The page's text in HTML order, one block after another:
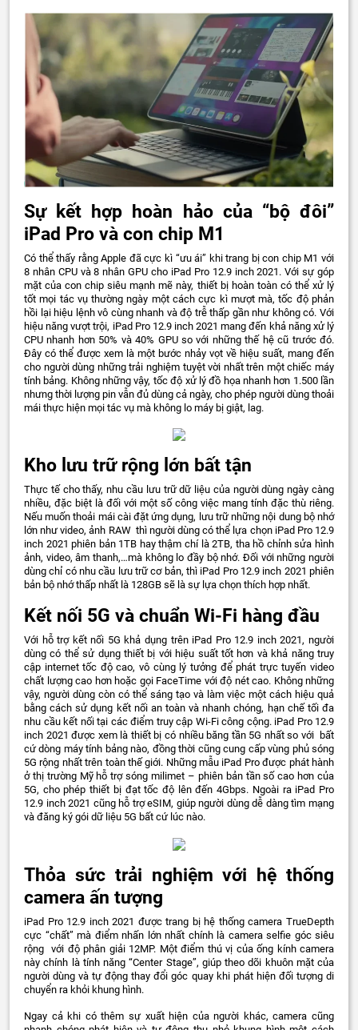
Sự kết hợp hoàn hảo của “bộ đôi”
iPad Pro và con chip M1
Có thể thấy rằng Apple đã cực kì “ưu ái” khi trang bị con chip M1 với
8 nhân CPU và 8 nhân GPU cho iPad Pro 12.9 inch 2021. Với sự góp
mặt của con chip siêu mạnh mẽ này, thiết bị hoàn toàn có thể xử lý
tốt mọi tác vụ thường ngày một cách cực kì mượt mà, tốc độ phản
hồi lại hiệu lệnh vô cùng nhanh và độ trễ thấp gần như không có. Với
hiệu năng vượt trội, iPad Pro 12.9 inch 2021 mang đến khả năng xử lý
CPU nhanh hơn 50% và 40% GPU so với những thế hệ cũ trước đó.
Đây có thể được xem là một bước nhảy vọt về hiệu suất, mang đến
cho người dùng những trải nghiệm tuyệt vời nhất trên một chiếc máy
tính bảng. Không những vậy, tốc độ xử lý đồ họa nhanh hơn 1.500 lần
nhưng thời lượng pin vẫn đủ dùng cả ngày, cho phép người dùng thoải
mái thực hiện mọi tác vụ mà không lo máy bị giật, lag.
Kho lưu trữ rộng lớn bất tận
Thực tế cho thấy, nhu cầu lưu trữ dữ liệu của người dùng ngày càng
nhiều, đặc biệt là đối với một số công việc mang tính đặc thù riêng.
Nếu muốn thoải mái cài đặt ứng dụng, lưu trữ những nội dung bộ nhớ
lớn như video, ảnh RAW thì người dùng có thể lựa chọn iPad Pro 12.9
inch 2021 phiên bản 1TB hay thậm chí là 2TB, tha hồ chỉnh sửa hình
ảnh, video, âm thanh,…mà không lo đầy bộ nhớ. Đối với những người
dùng chỉ có nhu cầu lưu trữ cơ bản, thì iPad Pro 12.9 inch 2021 phiên
bản bộ nhớ thấp nhất là 128GB sẽ là sự lựa chọn thích hợp nhất.
Kết nối 5G và chuẩn Wi-Fi hàng đầu
Với hỗ trợ kết nối 5G khả dụng trên iPad Pro 12.9 inch 2021, người
dùng có thể sử dụng thiết bị với hiệu suất tốt hơn và khả năng truy
cập internet tốc độ cao, vô cùng lý tưởng để phát trực tuyến video
chất lượng cao hơn hoặc gọi FaceTime với độ nét cao. Không những
vậy, người dùng còn có thể sáng tạo và làm việc một cách hiệu quả
bằng cách sử dụng kết nối an toàn và nhanh chóng, hạn chế tối đa
nhu cầu kết nối tại các điểm truy cập Wi-Fi công cộng. iPad Pro 12.9
inch 2021 được xem là thiết bị có nhiều băng tần 5G nhất so với bất
cứ dòng máy tính bảng nào, đồng thời cũng cung cấp vùng phủ sóng
5G rộng nhất trên toàn thế giới. Những mẫu iPad Pro được phát hành
ở thị trường Mỹ hỗ trợ sóng milimet – phiên bản tần số cao hơn của
5G, cho phép thiết bị đạt tốc độ lên đến 4Gbps. Ngoài ra iPad Pro
12.9 inch 2021 cũng hỗ trợ eSIM, giúp người dùng dễ dàng tìm mạng
và đăng ký gói dữ liệu 5G bất cứ lúc nào.
Thỏa sức trải nghiệm với hệ thống
camera ấn tượng
iPad Pro 12.9 inch 2021 được trang bị hệ thống camera TrueDepth
cực “chất” mà điểm nhấn lớn nhất chính là camera selfie góc siêu
rộng với độ phân giải 12MP. Một điểm thú vị của ống kính camera
này chính là tính năng “Center Stage”, giúp theo dõi khuôn mặt của
người dùng và tự động thay đổi góc quay khi phát hiện đối tượng di
chuyển ra khỏi khung hình.
Ngay cả khi có thêm sự xuất hiện của người khác, camera cũng